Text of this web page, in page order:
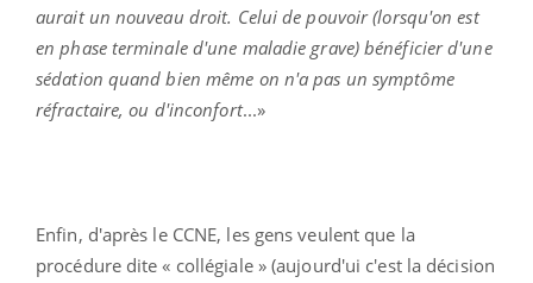
aurait un nouveau droit. Celui de pouvoir (lorsqu'on est
en phase terminale d'une maladie grave) bénéficier d'une
sédation quand bien même on n'a pas un symptôme
réfractaire, ou d'inconfort...»
Enfin, d'après le CCNE, les gens veulent que la
procédure dite « collégiale » (aujourd'ui c'est la décision